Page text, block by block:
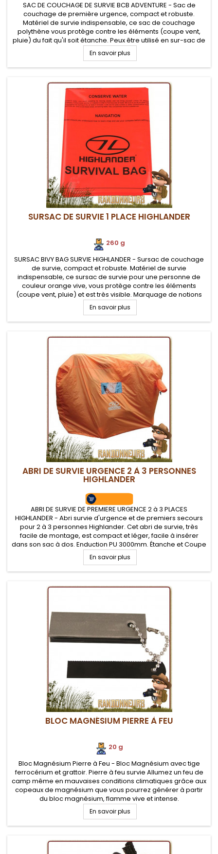
SAC DE COUCHAGE DE SURVIE BCB ADVENTURE - Sac de
couchage de première urgence, compact et robuste.
Matériel de survie indispensable, ce sac de couchage
polythène vous protège contre les éléments (coupe vent,
pluie) du fait qu'il soit étanche. Peux être utilisé en sur-sac de
couchage ou bivi. Conditionné sous vide pour optimiser son
volume de transport
En savoir plus
SURSAC DE SURVIE 1 PLACE HIGHLANDER
260 g
SURSAC BIVY BAG SURVIE HIGHLANDER - Sursac de couchage
de survie, compact et robuste. Matériel de survie
indispensable, ce sursac de survie pour une personne de
couleur orange vive, vous protège contre les éléments
(coupe vent, pluie) et est très visible. Marquage de notions
de survie sur le sac tel un guide de survie grandeur nature
(inscriptions en...
En savoir plus
ABRI DE SURVIE URGENCE 2 À 3 PERSONNES
HIGHLANDER
ABRI DE SURVIE DE PREMIERE URGENCE 2 à 3 PLACES
HIGHLANDER - Abri survie d'urgence et de premiers secours
pour 2 à 3 personnes Highlander. Cet abri de survie, très
facile de montage, est compact et léger, facile à insérer
dans son sac à dos. Enduction PU 3000mm. Étanche et Coupe
vent AB-TEX. Fenêtre de visibilité et cheminé d'aération.
En savoir plus
BLOC MAGNÉSIUM PIERRE À FEU
20 g
Bloc Magnésium Pierre à Feu - Bloc Magnésium avec tige
ferrocérium et grattoir. Pierre à feu survie Allumez un feu de
camp même en mauvaises conditions climatiques grâce aux
copeaux de magnésium que vous pourrez générer à partir
du bloc magnésium, flamme vive et intense.
En savoir plus